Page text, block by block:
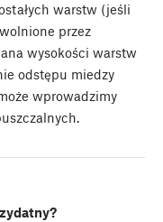
warstw (jeśli
przez
wysokości warstw
odstępu miedzy
wprowadzimy